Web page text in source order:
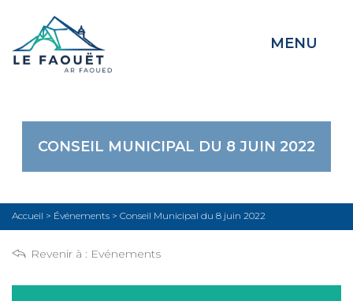
MENU
CONSEIL MUNICIPAL DU 8 JUIN 2022
Accueil > Événements > Conseil Municipal du 8 juin 2022
Revenir à : Evénements